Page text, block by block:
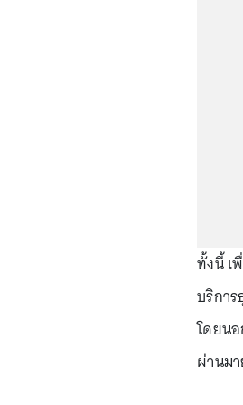
ทั้งนี้ เ
บริกา
โดยน
ผ่านม